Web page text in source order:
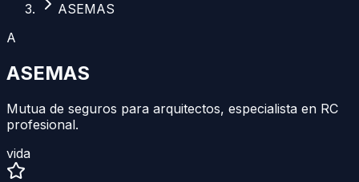
ASEMAS
A
ASEMAS
Mutua de seguros para arquitectos, especialista en RC
profesional.
vida